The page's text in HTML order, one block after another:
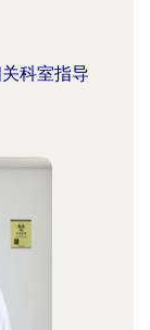
科室指导